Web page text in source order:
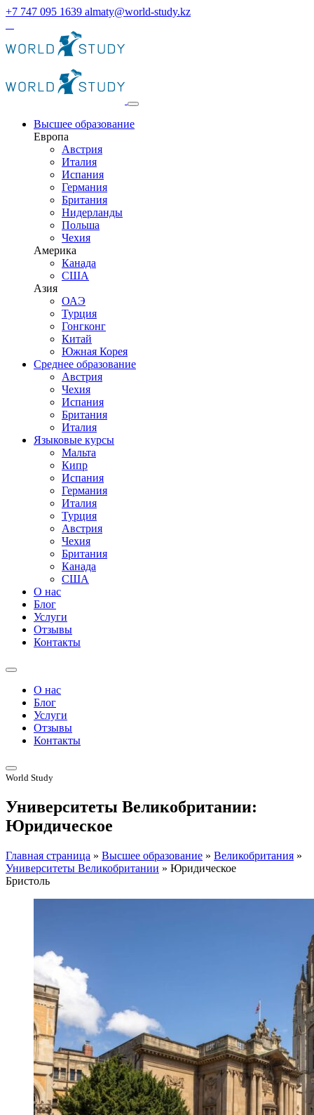
+7 747 095 1639 almaty@world-study.kz
Высшее образование
Европа
Австрия
Италия
Испания
Германия
Британия
Нидерланды
Польша
Чехия
Америка
Канада
США
Азия
ОАЭ
Турция
Гонгконг
Китай
Южная Корея
Среднее образование
Австрия
Чехия
Испания
Британия
Италия
Языковые курсы
Мальта
Кипр
Испания
Германия
Италия
Турция
Австрия
Чехия
Британия
Канада
США
О нас
Блог
Услуги
Отзывы
Контакты
О нас
Блог
Услуги
Отзывы
Контакты
World Study
Университеты Великобритании:
Юридическое
Главная страница » Высшее образование » Великобритания »
Университеты Великобритании » Юридическое
Бристоль